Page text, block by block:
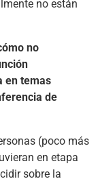
no están
no
en temas
de
(poco más
en etapa
sobre la